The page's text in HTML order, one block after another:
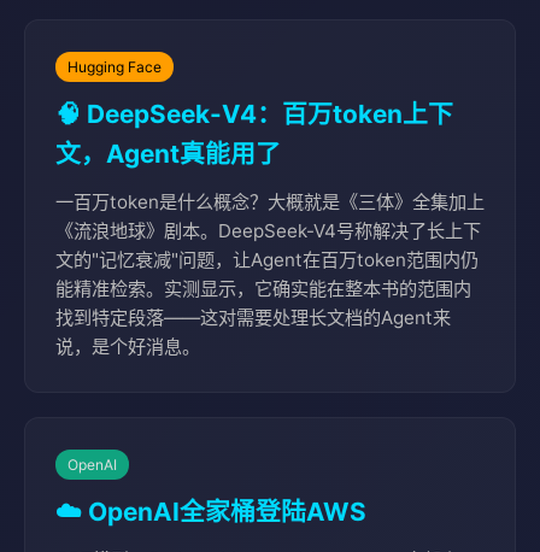
Hugging Face
🧠 DeepSeek-V4：百万token上下
文，Agent真能用了
一百万token是什么概念？大概就是《三体》全集加上
《流浪地球》剧本。DeepSeek-V4号称解决了长上下
文的"记忆衰减"问题，让Agent在百万token范围内仍
能精准检索。实测显示，它确实能在整本书的范围内
找到特定段落——这对需要处理长文档的Agent来
说，是个好消息。
OpenAI
☁️ OpenAI全家桶登陆AWS